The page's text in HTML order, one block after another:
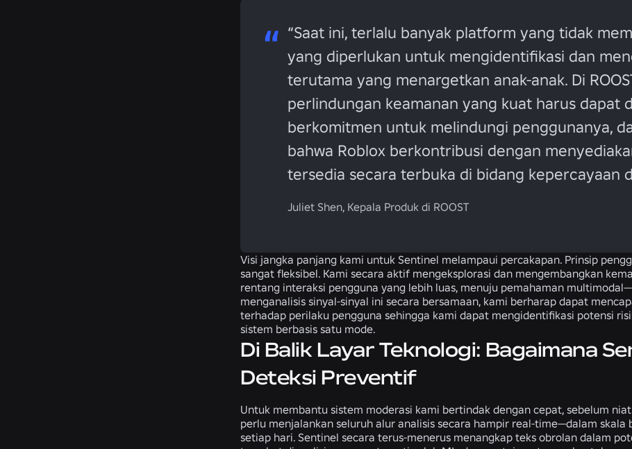
“Saat ini, terlalu banyak platform yang tidak
yang diperlukan untuk mengidentifikasi dan
terutama yang menargetkan anak-anak. Di
perlindungan keamanan yang kuat harus dapat
berkomitmen untuk melindungi penggunanya,
bahwa Roblox berkontribusi dengan
tersedia secara terbuka di bidang kepercayaan
Juliet Shen, Kepala Produk di ROOST
Visi jangka panjang kami untuk Sentinel melampaui percakapan. Prinsip
sangat fleksibel. Kami secara aktif mengeksplorasi dan mengembangkan
rentang interaksi pengguna yang lebih luas, menuju pemahaman
menganalisis sinyal-sinyal ini secara bersamaan, kami berharap dapat
terhadap perilaku pengguna sehingga kami dapat mengidentifikasi potensi
sistem berbasis satu mode.
Di Balik Layar Teknologi: Bagaimana
Deteksi Preventif
Untuk membantu sistem moderasi kami bertindak dengan cepat, sebelum
perlu menjalankan seluruh alur analisis secara hampir real-time—dalam skala
setiap hari. Sentinel secara terus-menerus menangkap teks obrolan dalam